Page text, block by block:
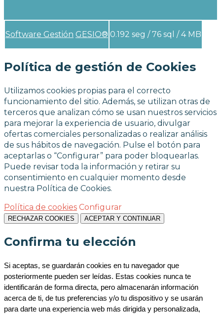
Software Gestión GESIO® 0.192 seg /76 sql / 4 MB
Política de gestión de Cookies
Utilizamos cookies propias para el correcto
funcionamiento del sitio. Además, se utilizan otras de
terceros que analizan cómo se usan nuestros servicios
para mejorar la experiencia de usuario, divulgar
ofertas comerciales personalizadas o realizar análisis
de sus hábitos de navegación. Pulse el botón para
aceptarlas o “Configurar” para poder bloquearlas.
Puede revisar toda la información y retirar su
consentimiento en cualquier momento desde
nuestra Política de Cookies.
Política de cookies Configurar
RECHAZAR COOKIES ACEPTAR Y CONTINUAR
Confirma tu elección
Si aceptas, se guardarán cookies en tu navegador que
posteriormente pueden ser leídas. Estas cookies nunca te
identificarán de forma directa, pero almacenarán información
acerca de ti, de tus preferencias y/o tu dispositivo y se usarán
para darte una experiencia web más dirigida y personalizada,